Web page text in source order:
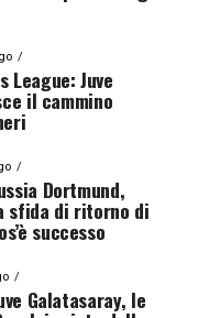
League: Juve
il cammino
Dortmund,
sfida di ritorno di
successo
Galatasaray, le